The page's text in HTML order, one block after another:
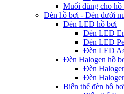
Muối dùng cho hồ
Đèn hồ bơi - Đèn dưới
Đèn LED hồ bơi
Đèn LED
Đèn LED
Đèn LED
Đèn Halogen hồ
Đèn
Đèn
Biến thế đèn hồ bơi